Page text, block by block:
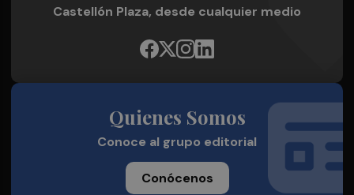
Castellón Plaza, desde cualquier medio
Quienes Somos
Conoce al grupo editorial
Conócenos